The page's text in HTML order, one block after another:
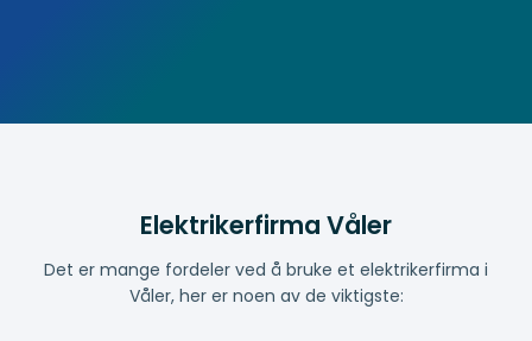
Elektrikerfirma Våler
Det er mange fordeler ved å bruke et elektrikerfirma i
Våler, her er noen av de viktigste: